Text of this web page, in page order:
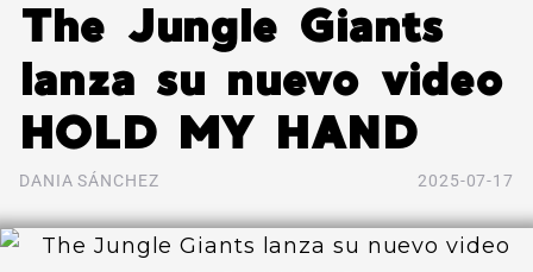
The Jungle Giants
lanza su nuevo video
HOLD MY HAND
DANIA SÁNCHEZ 2025-07-17